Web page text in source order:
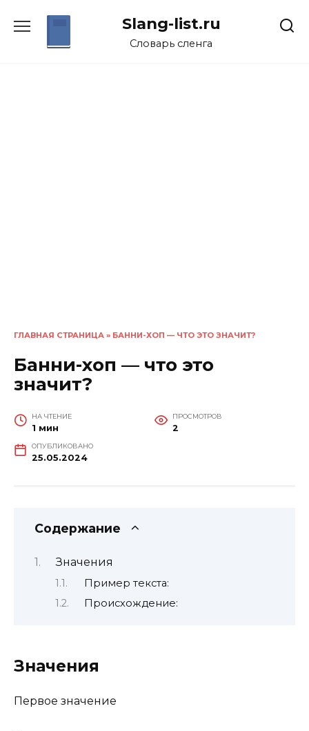
Slang-list.ru
Словарь сленга
ГЛАВНАЯ СТРАНИЦА » БАННИ-ХОП — ЧТО ЭТО ЗНАЧИТ?
Банни-хоп — что это
значит?
НА ЧТЕНИЕ
1 мин
ПРОСМОТРОВ
2
ОПУБЛИКОВАНО
25.05.2024
Содержание
Значения
Пример текста:
Происхождение:
Значения
Первое значение